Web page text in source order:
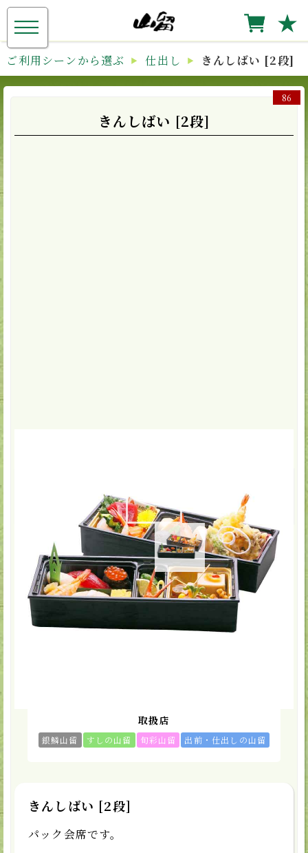
★
ご利用シーンから選ぶ 仕出し きんしばい [2段]
きんしばい [2段]
86
4,400 円(税込)
配達・店頭受取
4,320円(税込)
取扱店
銀鱗山留 すしの山留 旬彩山留 出前・仕出しの山留
きんしばい [2段]
パック会席です。
≡